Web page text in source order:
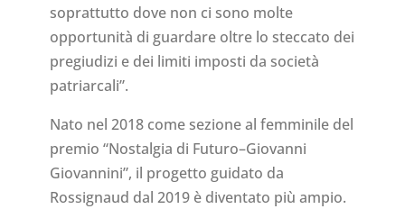
soprattutto dove non ci sono molte
opportunità di guardare oltre lo steccato dei
pregiudizi e dei limiti imposti da società
patriarcali”.
Nato nel 2018 come sezione al femminile del
premio “Nostalgia di Futuro–Giovanni
Giovannini”, il progetto guidato da
Rossignaud dal 2019 è diventato più ampio.